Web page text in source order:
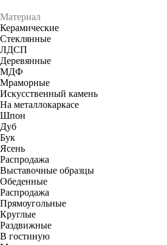
Материал
Керамические
Стеклянные
ЛДСП
Деревянные
МДФ
Мраморные
Искусственный камень
На металлокаркасе
Шпон
Дуб
Бук
Ясень
Распродажа
Выставочные образцы
Обеденные
Распродажа
Прямоугольные
Круглые
Раздвижные
В гостиную